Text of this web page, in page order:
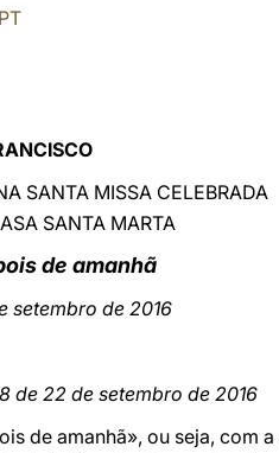
PT
SANTA MISSA CELEBRADA
SANTA MARTA
de amanhã
setembro de 2016
de 22 de setembro de 2016
de amanhã», ou seja, com